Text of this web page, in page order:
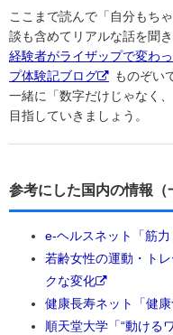
ここまで読んで「自分もち
談も含めてリアルな話を聞
経験者がライザップで変わ
プ体験記ブログ
ものぞい
一緒に「数字だけじゃなく
目指していきましょう。
参考にした国内の情報（
e-ヘルスネット「筋力
若齢女性の運動・ト
クな変化
健康長寿ネット「健
順天堂大学「“動ける